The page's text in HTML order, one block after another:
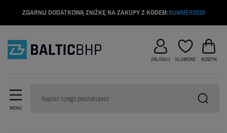
ZGARNIJ DODATKOWĄ ZNIŻKĘ NA ZAKUPY Z KODEM:SUMMER2026
MENU
ZALOGUJ ULUBIONE KOSZYK